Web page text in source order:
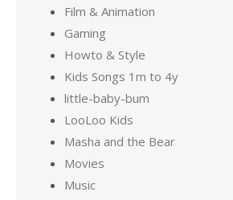
Film & Animation
Gaming
Howto & Style
Kids Songs 1m to 4y
little-baby-bum
LooLoo Kids
Masha and the Bear
Movies
Music